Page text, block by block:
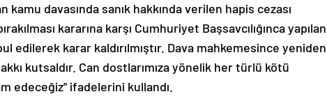
davasında sanık hakkında verilen hapis cezası
kararına karşı Cumhuriyet Başsavcılığınca yapılan
edilerek karar kaldırılmıştır. Dava mahkemesince yeniden
kutsaldır. Can dostlarımıza yönelik her türlü kötü
edeceğiz” ifadelerini kullandı.